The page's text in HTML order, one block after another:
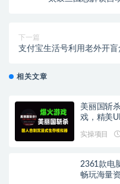
下一篇
支付宝生活号利用老外开
相关文章
美丽国斩
戏，精美
实操项目
2361款电
畅玩海量